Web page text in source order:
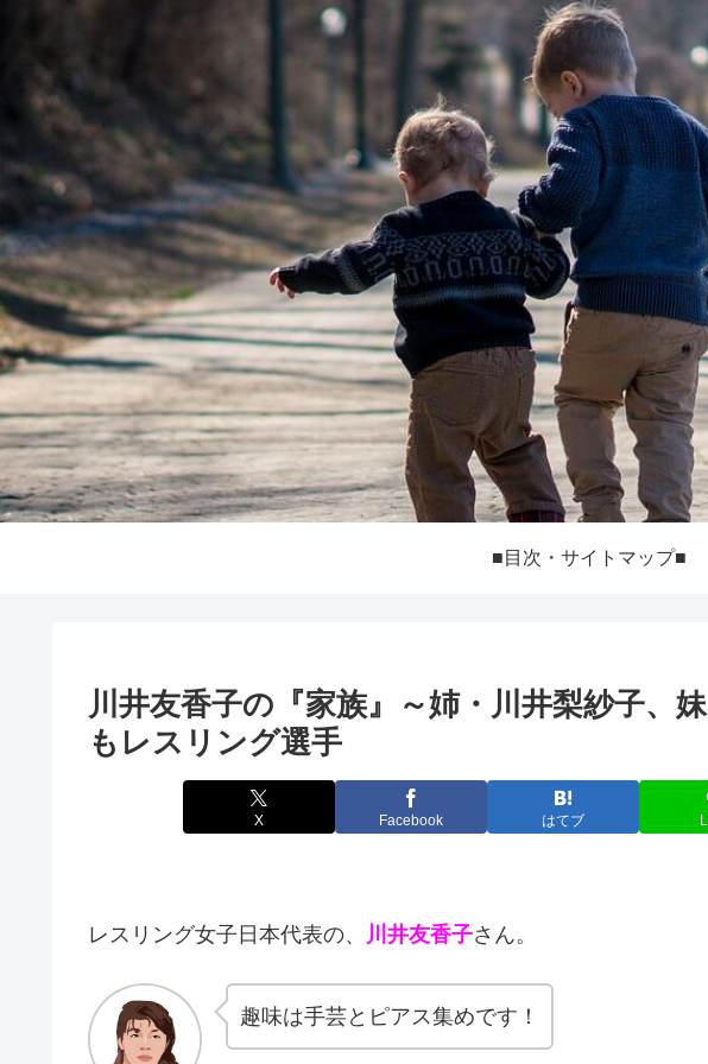
■目次・サイトマップ■
川井友香子の『家族』～姉・川井梨紗子、
もレスリング選手
X Facebook はてブ
レスリング女子日本代表の、 川井友香子さん。
趣味は手芸とピアス集めです！